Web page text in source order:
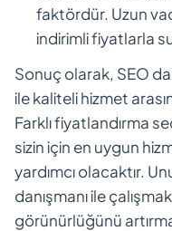
faktördür. Uzun
indirimli fiyatlarla
Sonuç olarak, SEO
ile kaliteli hizmet
Farklı fiyatlandırma
sizin için en uygun
yardımcı olacaktır.
danışmanı ile
görünürlüğünü